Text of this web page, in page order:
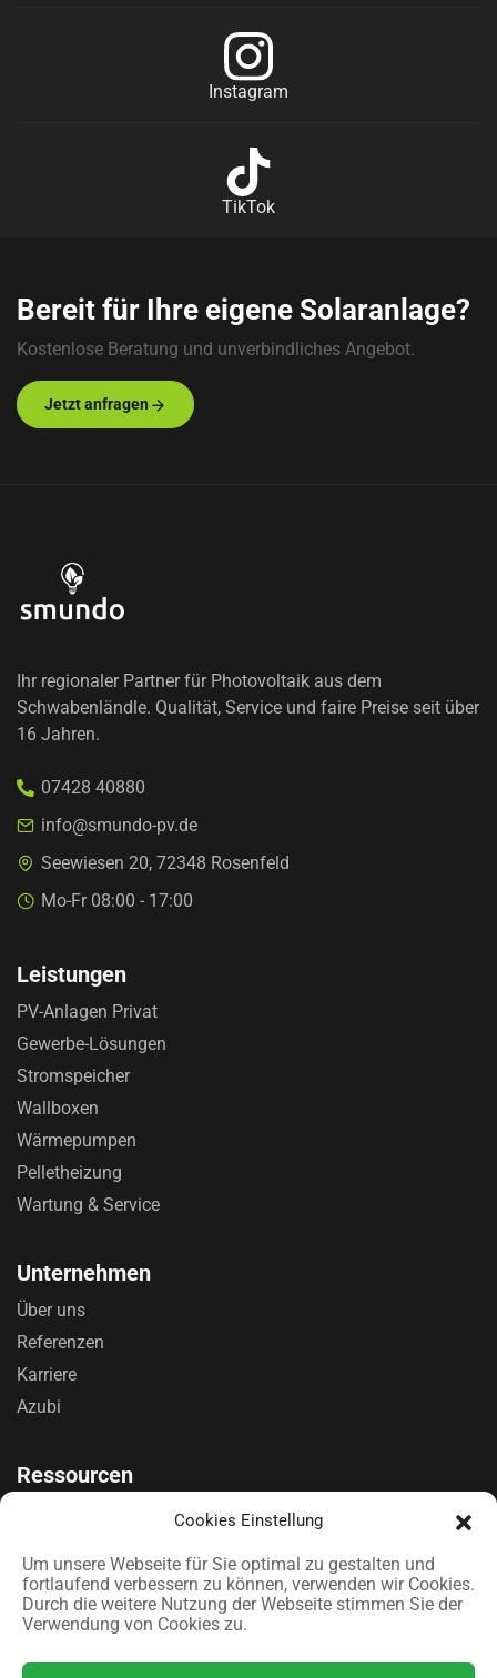
Cookies Einstellung
Um unsere Webseite für Sie optimal zu gestalten und
fortlaufend verbessern zu können, verwenden wir Cookies.
Durch die weitere Nutzung der Webseite stimmen Sie der
Verwendung von Cookies zu.
Instagram
TikTok
Bereit für Ihre eigene Solaranlage?
Kostenlose Beratung und unverbindliches Angebot.
Jetzt anfragen
Ihr regionaler Partner für Photovoltaik aus dem
Schwabenländle. Qualität, Service und faire Preise seit über
16 Jahren.
07428 40880
info@smundo-pv.de
Seewiesen 20, 72348 Rosenfeld
Mo-Fr 08:00 - 17:00
Leistungen
PV-Anlagen Privat
Gewerbe-Lösungen
Stromspeicher
Wallboxen
Wärmepumpen
Pelletheizung
Wartung & Service
Unternehmen
Über uns
Referenzen
Karriere
Azubi
Ressourcen
Cookie-Richtlinie (EU)